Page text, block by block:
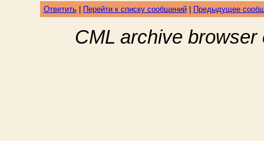
Ответить| Перейти к списку сообщений| Предыдущее
CML archive